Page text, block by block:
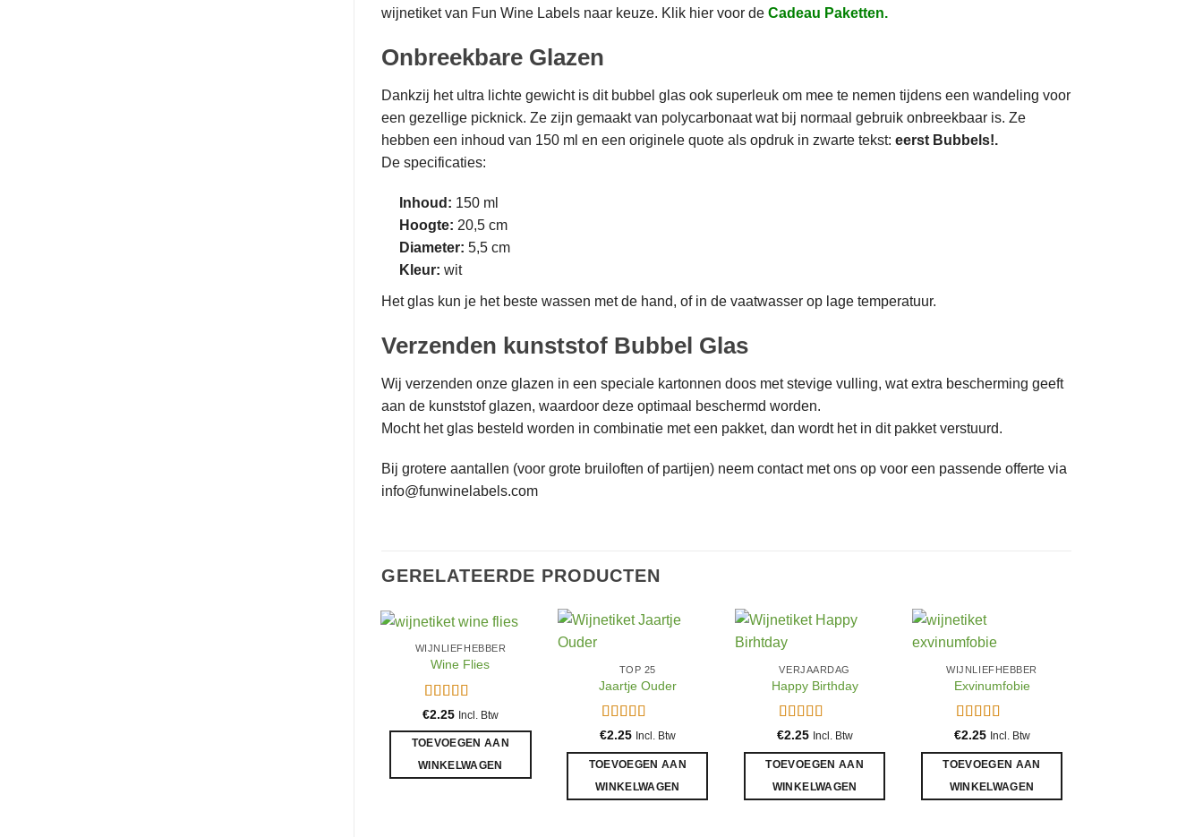
wijnetiket van Fun Wine Labels naar keuze. Klik hier voor de Cadeau Paketten.
Onbreekbare Glazen
Dankzij het ultra lichte gewicht is dit bubbel glas ook superleuk om mee te nemen tijdens een wandeling voor
een gezellige picknick. Ze zijn gemaakt van polycarbonaat wat bij normaal gebruik onbreekbaar is. Ze
hebben een inhoud van 150 ml en een originele quote als opdruk in zwarte tekst: eerst Bubbels!.
De specificaties:
Inhoud: 150 ml
Hoogte: 20,5 cm
Diameter: 5,5 cm
Kleur: wit
Het glas kun je het beste wassen met de hand, of in de vaatwasser op lage temperatuur.
Verzenden kunststof Bubbel Glas
Wij verzenden onze glazen in een speciale kartonnen doos met stevige vulling, wat extra bescherming geeft
aan de kunststof glazen, waardoor deze optimaal beschermd worden.
Mocht het glas besteld worden in combinatie met een pakket, dan wordt het in dit pakket verstuurd.
Bij grotere aantallen (voor grote bruiloften of partijen) neem contact met ons op voor een passende offerte via
info@funwinelabels.com
GERELATEERDE PRODUCTEN
WIJNLIEFHEBBER
Wine Flies
Gewaardeerd
€2.25 Incl. Btw
TOEVOEGEN AAN
WINKELWAGEN
TOP 25
Jaartje Ouder
Gewaardeerd
€2.25 Incl. Btw
TOEVOEGEN AAN
WINKELWAGEN
VERJAARDAG
Happy Birthday
Gewaardeerd
€2.25 Incl. Btw
TOEVOEGEN AAN
WINKELWAGEN
WIJNLIEFHEBBER
Exvinumfobie
Gewaardeerd
€2.25 Incl. Btw
TOEVOEGEN AAN
WINKELWAGEN